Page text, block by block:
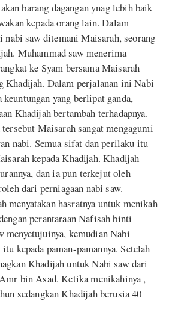
barang dagangan ynag lebih baik
kepada orang lain. Dalam
nabi saw ditemani Maisarah, seorang
Muhammad saw menerima
ke Syam bersama Maisarah
Khadijah. Dalam perjalanan ini Nabi
yang berlipat ganda,
Khadijah bertambah terhadapnya.
Maisarah sangat mengagumi
nabi. Semua sifat dan perilaku itu
kepada Khadijah. Khadijah
dan ia pun terkejut oleh
dari perniagaan nabi saw.
menyatakan hasratnya untuk menikah
perantaraan Nafisah binti
menyetujuinya, kemudian Nabi
kepada paman-pamannya. Setelah
Khadijah untuk Nabi saw dari
bin Asad. Ketika menikahinya ,
sedangkan Khadijah berusia 40